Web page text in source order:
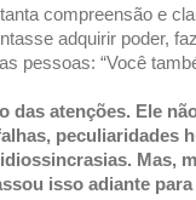
compreensão e
adquirir poder,
pessoas: “Você
das atenções. Ele
peculiaridades
Mas,
isso adiante